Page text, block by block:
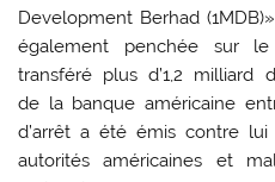
Development Berhad
également penchée sur
transféré plus d’1,2 milliard
de la banque américaine
d’arrêt a été émis contre lui
autorités américaines et